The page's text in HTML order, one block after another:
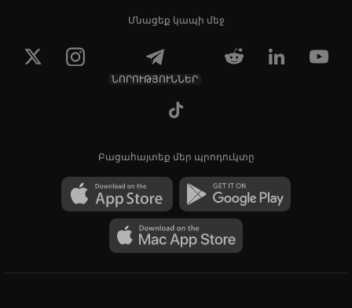
Մնացեք կապի մեջ
ՆՈՐՈՒԹՅՈՒՆՆԵՐ
Բացահայտեք մեր պրոդուկտը